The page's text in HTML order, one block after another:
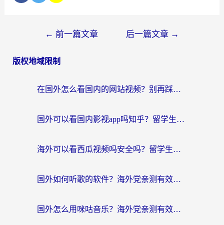
← 前一篇文章 后一篇文章 →
版权地域限制
在国外怎么看国内的网站视频？别再踩坑！选对加速器秒回国内冲浪
国外可以看国内影视app吗知乎？留学生亲测有效的回国加速方案
海外可以看西瓜视频吗安全吗？留学生亲测：3步解决回国追剧难题，附靠谱加速器推荐
国外如何听歌的软件？海外党亲测有效的回国加速器指南
国外怎么用咪咕音乐？海外党亲测有效的听歌自由指南